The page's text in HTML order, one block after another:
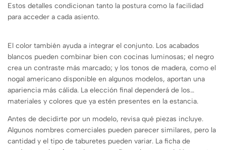
Estos detalles condicionan tanto la postura como la facilidad
para acceder a cada asiento.
El color también ayuda a integrar el conjunto. Los acabados
blancos pueden combinar bien con cocinas luminosas; el negro
crea un contraste más marcado; y los tonos de madera, como el
nogal americano disponible en algunos modelos, aportan una
apariencia más cálida. La elección final dependerá de los
materiales y colores que ya estén presentes en la estancia.
Antes de decidirte por un modelo, revisa qué piezas incluye.
Algunos nombres comerciales pueden parecer similares, pero la
cantidad y el tipo de taburetes pueden variar. La ficha de